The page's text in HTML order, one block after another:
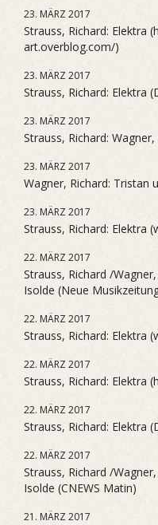
23. MÄRZ 2017
Strauss, Richard: Elektra
art.overblog.com/)
23. MÄRZ 2017
Strauss, Richard: Elektra
23. MÄRZ 2017
Strauss, Richard:
23. MÄRZ 2017
Wagner, Richard: Tristan
23. MÄRZ 2017
Strauss, Richard: Elektra
22. MÄRZ 2017
Strauss, Richard /
Isolde (Neue
22. MÄRZ 2017
Strauss, Richard: Elektra
22. MÄRZ 2017
Strauss, Richard: Elektra
22. MÄRZ 2017
Strauss, Richard: Elektra
22. MÄRZ 2017
Strauss, Richard /
Isolde (CNEWS Matin)
21. MÄRZ 2017